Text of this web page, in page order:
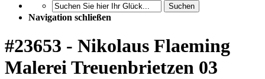
Suchen
Navigation schließen
#23653 - Nikolaus Flaeming
Malerei Treuenbrietzen 03